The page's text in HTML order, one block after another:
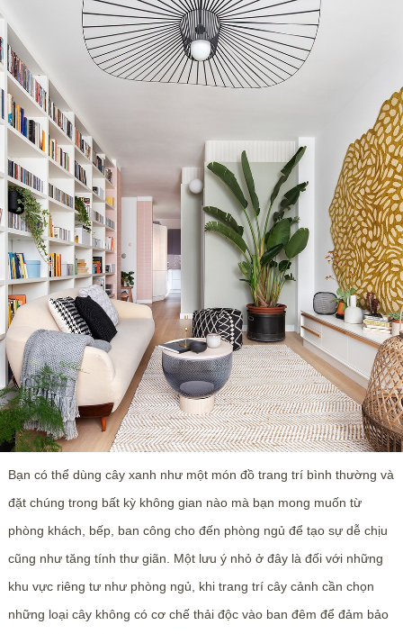
Bạn có thể dùng cây xanh như một món đồ trang trí bình thường và
đặt chúng trong bất kỳ không gian nào mà bạn mong muốn từ
phòng khách, bếp, ban công cho đến phòng ngủ để tạo sự dễ chịu
cũng như tăng tính thư giãn. Một lưu ý nhỏ ở đây là đối với những
khu vực riêng tư như phòng ngủ, khi trang trí cây cảnh cần chọn
những loại cây không có cơ chế thải độc vào ban đêm để đảm bảo